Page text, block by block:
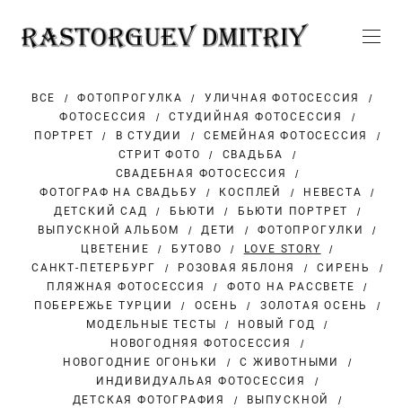
ВСЕ ФОТОПРОГУЛКА
УЛИЧНАЯ ФОТОСЕССИЯ
ФОТОСЕССИЯ
СТУДИЙНАЯ ФОТОСЕССИЯ
ПОРТРЕТ
В СТУДИИ
СЕМЕЙНАЯ ФОТОСЕССИЯ
СТРИТ ФОТО
СВАДЬБА
СВАДЕБНАЯ ФОТОСЕССИЯ
ФОТОГРАФ НА СВАДЬБУ
КОСПЛЕЙ
НЕВЕСТА
ДЕТСКИЙ САД
БЬЮТИ
БЬЮТИ ПОРТРЕТ
ВЫПУСКНОЙ АЛЬБОМ
ДЕТИ
ФОТОПРОГУЛКИ
ЦВЕТЕНИЕ
БУТОВО
LOVE STORY
САНКТ-ПЕТЕРБУРГ
РОЗОВАЯ ЯБЛОНЯ
СИРЕНЬ
ПЛЯЖНАЯ ФОТОСЕССИЯ
ФОТО НА РАССВЕТЕ
ПОБЕРЕЖЬЕ ТУРЦИИ
ОСЕНЬ
ЗОЛОТАЯ ОСЕНЬ
МОДЕЛЬНЫЕ ТЕСТЫ
НОВЫЙ ГОД
НОВОГОДНЯЯ ФОТОСЕССИЯ
НОВОГОДНИЕ ОГОНЬКИ
С ЖИВОТНЫМИ
ИНДИВИДУАЛЬАЯ ФОТОСЕССИЯ
ДЕТСКАЯ ФОТОГРАФИЯ
ВЫПУСКНОЙ